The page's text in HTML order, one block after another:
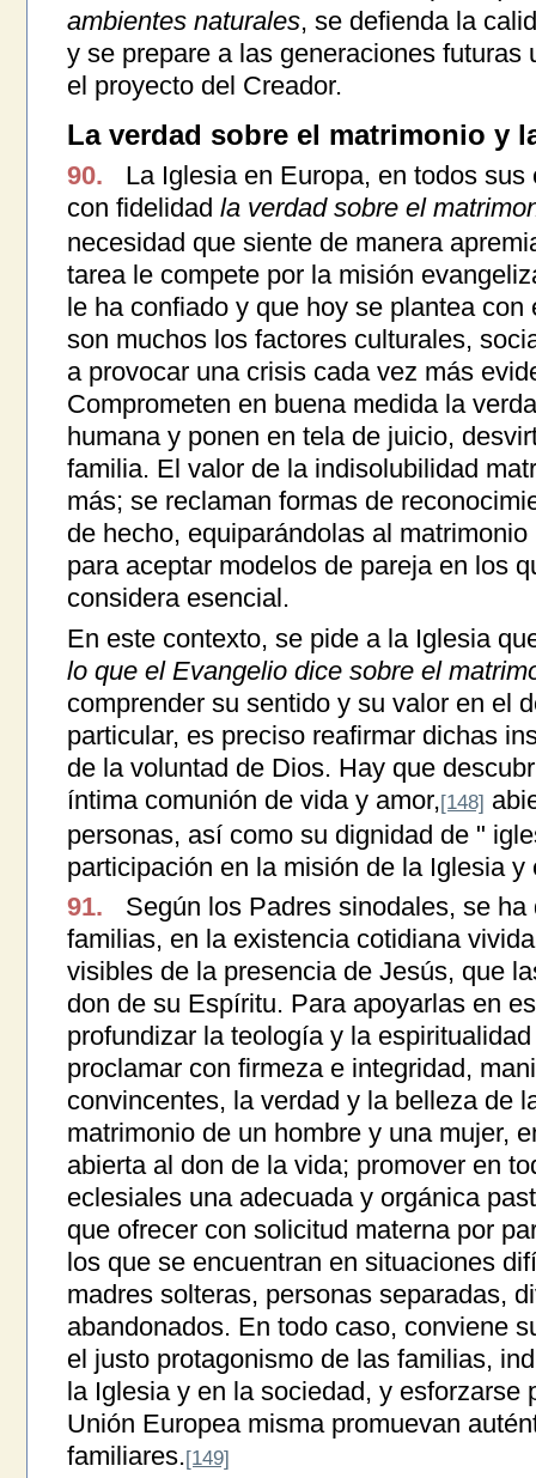
ambientes naturales, se defienda la
y se prepare a las generaciones futuras
el proyecto del Creador.
La verdad sobre el matrimonio y
90.
La Iglesia en Europa, en todos
con fidelidad la verdad sobre el
necesidad que siente de manera
tarea le compete por la misión
le ha confiado y que hoy se plantea
son muchos los factores culturales,
a provocar una crisis cada vez más
Comprometen en buena medida la
humana y ponen en tela de juicio,
familia. El valor de la indisolubilidad
más; se reclaman formas de
de hecho, equiparándolas al
para aceptar modelos de pareja en los
considera esencial.
En este contexto, se pide a la Iglesia
lo que el Evangelio dice sobre el
comprender su sentido y su valor en el
particular, es preciso reafirmar dichas
de la voluntad de Dios. Hay que
íntima comunión de vida y amor,[148]
personas, así como su dignidad de "
participación en la misión de la Iglesia
91.
Según los Padres sinodales, se
familias, en la existencia cotidiana
visibles de la presencia de Jesús, que
don de su Espíritu. Para apoyarlas en
profundizar la teología y la
proclamar con firmeza e integridad,
convincentes, la verdad y la belleza de
matrimonio de un hombre y una mujer,
abierta al don de la vida; promover en
eclesiales una adecuada y orgánica
que ofrecer con solicitud materna por
los que se encuentran en situaciones
madres solteras, personas separadas,
abandonados. En todo caso, conviene
el justo protagonismo de las familias,
la Iglesia y en la sociedad, y esforzarse
Unión Europea misma promuevan
familiares.[149]